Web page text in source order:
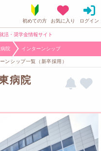
活・奨学金情報サイト
院 インターンシップ
ンシップ一覧（新卒採用）
病院